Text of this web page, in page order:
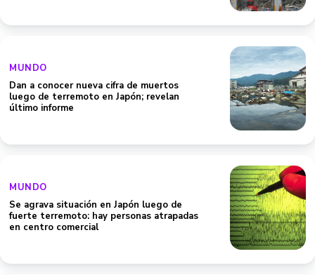
MUNDO
Dan a conocer nueva cifra de muertos
luego de terremoto en Japón; revelan
último informe
MUNDO
Se agrava situación en Japón luego de
fuerte terremoto: hay personas atrapadas
en centro comercial